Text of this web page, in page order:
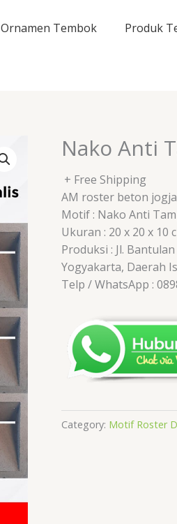
Ornamen Tembok Produk
Nako Anti
+ Free Shipping
AM roster beton jogja
Motif : Nako Anti
Ukuran : 20 x 20 x 10
Produksi : Jl.
Yogyakarta, Daerah
Telp / WhatsApp :
Category: Motif Roster